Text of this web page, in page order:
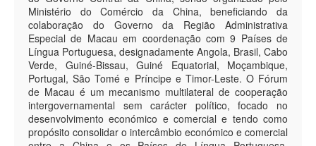
Ministério do Comércio da China, beneficiando da
colaboração do Governo da Região Administrativa
Especial de Macau em coordenação com 9 Países de
Língua Portuguesa, designadamente Angola, Brasil, Cabo
Verde, Guiné-Bissau, Guiné Equatorial, Moçambique,
Portugal, São Tomé e Príncipe e Timor-Leste. O Fórum
de Macau é um mecanismo multilateral de cooperação
intergovernamental sem carácter político, focado no
desenvolvimento económico e comercial e tendo como
propósito consolidar o intercâmbio económico e comercial